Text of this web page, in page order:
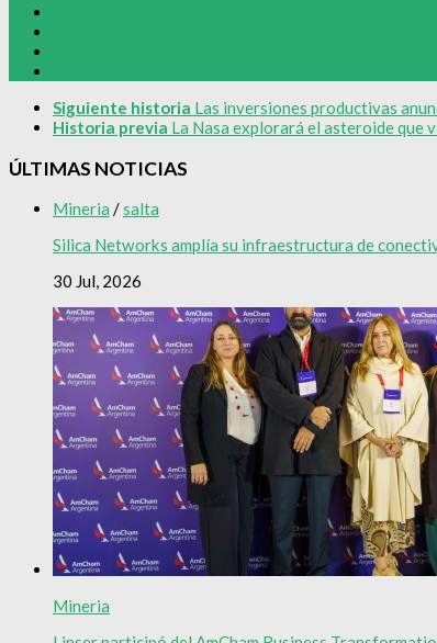
Siguiente historia Las inversiones productivas
Historia previa La Nasa explorará el asteroide que
ÚLTIMAS NOTICIAS
Mineria /salta
Silica Networks amplía su infraestructura de
30 Jul, 2026
Mineria